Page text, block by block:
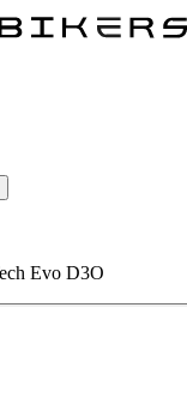
Evo D3O